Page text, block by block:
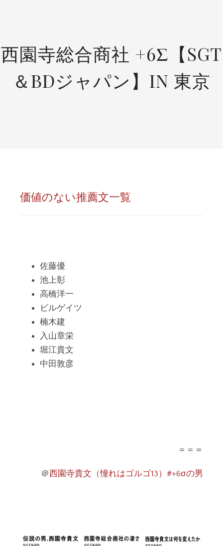
西園寺総合商社 +6Σ【SGT
＆BDジャパン】IN 東京
価値のない推薦文一覧
佐藤優
池上彰
高橋洋一
ビルゲイツ
楠木建
入山章栄
堀江貴文
中田敦彦
＝＝＝
＠西園寺貴文（憧れはゴルゴ13）#+6σの男